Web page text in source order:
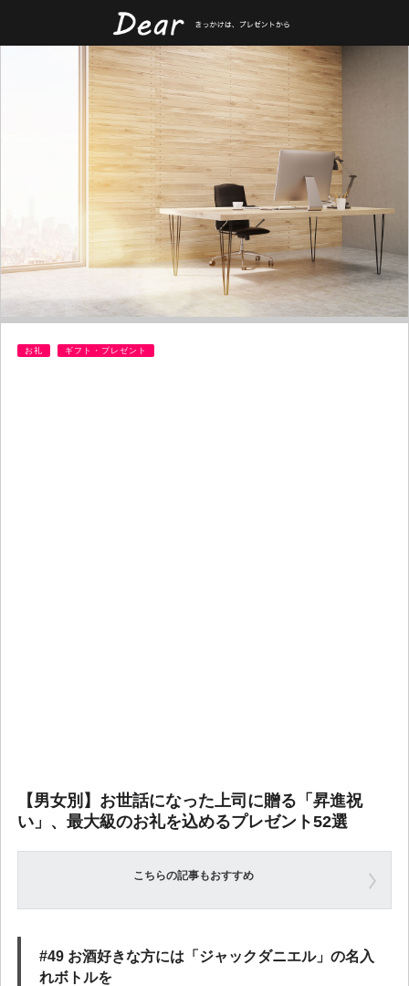
お礼 ギフト・プレゼント
【男女別】お世話になった上司に贈る「昇進祝
い」、最大級のお礼を込めるプレゼント52選
こちらの記事もおすすめ
#49 お酒好きな方には「ジャックダニエル」の名入
れボトルを